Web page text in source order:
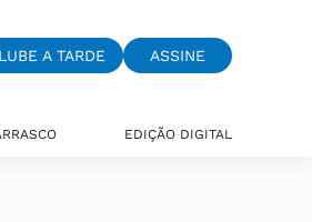
A TARDE ASSINE
EDIÇÃO DIGITAL